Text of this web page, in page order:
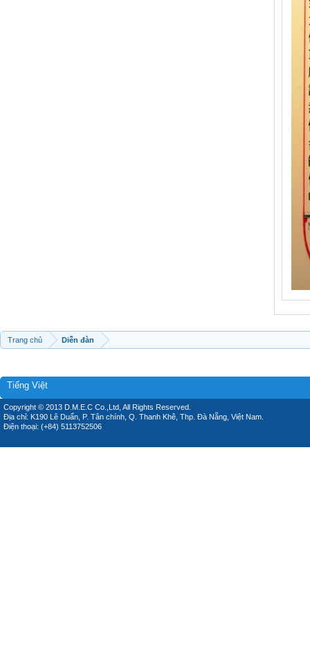
Trang chủ Diễn đàn
Tiếng Việt
Copyright © 2013 D.M.E.C Co.,Ltd, All Rights Reserved.
Địa chỉ: K190 Lê Duẩn, P. Tân chính, Q. Thanh Khê, Thp. Đà Nẵng, Việt Nam.
Điện thoại: (+84) 5113752506